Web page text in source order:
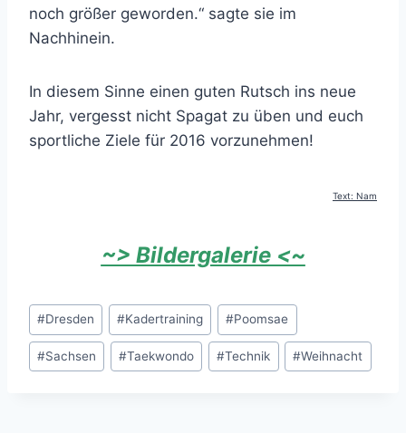
noch größer geworden.“ sagte sie im
Nachhinein.
In diesem Sinne einen guten Rutsch ins neue
Jahr, vergesst nicht Spagat zu üben und euch
sportliche Ziele für 2016 vorzunehmen!
Text: Nam
~> Bildergalerie <~
Schlagworte:
#Dresden #Kadertraining #Poomsae
#Sachsen #Taekwondo #Technik #Weihnacht